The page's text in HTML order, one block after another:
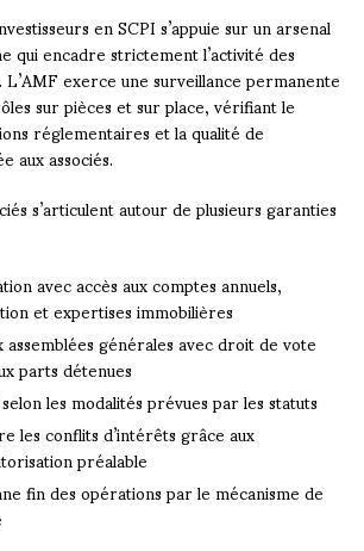
en SCPI s’appuie sur un arsenal
qui encadre strictement l’activité des
exerce une surveillance permanente
sur pièces et sur place, vérifiant le
réglementaires et la qualité de
aux associés.
s’articulent autour de plusieurs garanties
avec accès aux comptes annuels,
et expertises immobilières
générales avec droit de vote
parts détenues
les modalités prévues par les statuts
les conflits d’intérêts grâce aux
préalable
fin des opérations par le mécanisme de